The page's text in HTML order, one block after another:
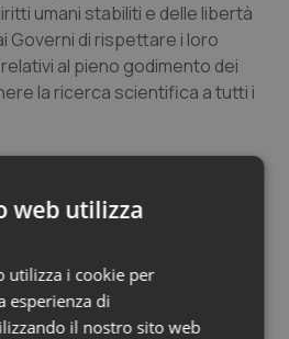
umani stabiliti e delle libertà
Governi di rispettare i loro
al pieno godimento dei
la ricerca scientifica a tutti i
aperto di genome editing.
delle cosiddette biotecnologie
la tecnica della correzione del
che l’Unione europea
divieti attualmente imposti per
Modificati
web utilizza
utilizza i cookie per
esperienza di
il nostro sito web